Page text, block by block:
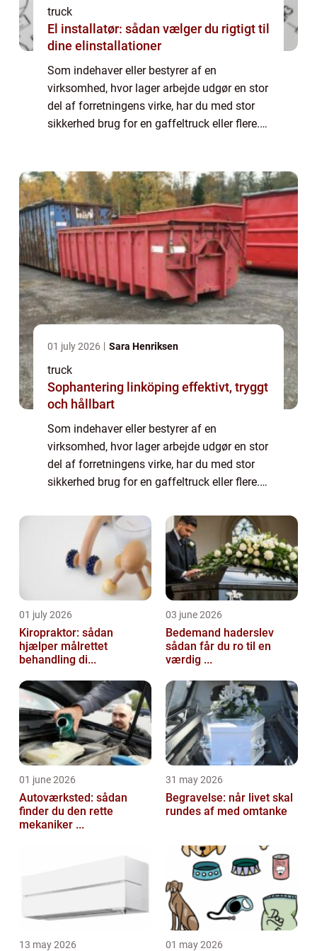
truck
El installatør: sådan vælger du rigtigt til
dine elinstallationer
Som indehaver eller bestyrer af en
virksomhed, hvor lager arbejde udgør en stor
del af forretningens virke, har du med stor
sikkerhed brug for en gaffeltruck eller flere.
01 july 2026 Sara Henriksen
truck
Sophantering linköping effektivt, tryggt
och hållbart
Som indehaver eller bestyrer af en
virksomhed, hvor lager arbejde udgør en stor
del af forretningens virke, har du med stor
sikkerhed brug for en gaffeltruck eller flere.
maskin parken med endn...
01 july 2026
Kiropraktor: sådan
hjælper målrettet
behandling di...
03 june 2026
Bedemand haderslev
sådan får du ro til en
værdig ...
01 june 2026
Autoværksted: sådan
finder du den rette
mekaniker ...
31 may 2026
Begravelse: når livet skal
rundes af med omtanke
13 may 2026 01 may 2026